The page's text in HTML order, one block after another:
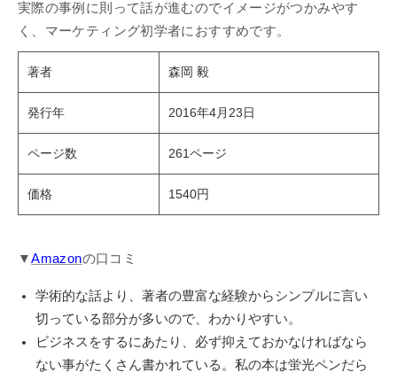
実際の事例に則って話が進むのでイメージがつかみやす
く、マーケティング初学者におすすめです。
著者 森岡 毅
発行年 2016年4月23日
ページ数 261ページ
価格 1540円
▼Amazonの口コミ
学術的な話より、著者の豊富な経験からシンプルに言い
切っている部分が多いので、わかりやすい。
ビジネスをするにあたり、必ず抑えておかなければなら
ない事がたくさん書かれている。私の本は蛍光ペンだら